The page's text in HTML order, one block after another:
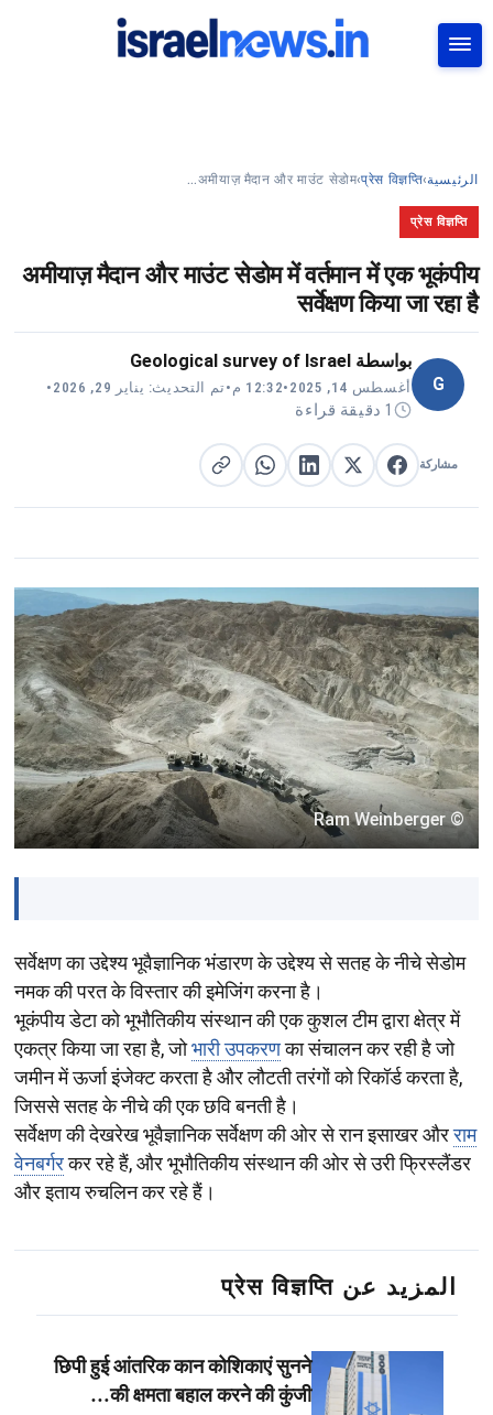
الرئيسية›
प्रेस विज्ञप्ति
›
अमीयाज़ मैदान और माउंट सेडोम…
प्रेस विज्ञप्ति
अमीयाज़ मैदान और माउंट सेडोम में वर्तमान में एक भूकंपीय
सर्वेक्षण किया जा रहा है
G
بواسطة Geological survey of Israel
أغسطس 14, 2025 •12:32 م • تم التحديث: يناير 29, 2026 •
1 دقيقة قراءة
مشاركة مشاركة على فيسبوك
مشاركة على Xمشاركة على لينكد إن
مشاركة على واتساب
نسخ الرابط
© Ram Weinberger
सर्वेक्षण का उद्देश्य भूवैज्ञानिक भंडारण के उद्देश्य से सतह के नीचे सेडोम
नमक की परत के विस्तार की इमेजिंग करना है।
भूकंपीय डेटा को भूभौतिकीय संस्थान की एक कुशल टीम द्वारा क्षेत्र में
एकत्र किया जा रहा है, जोभारी उपकरणका संचालन कर रही है जो
जमीन में ऊर्जा इंजेक्ट करता है और लौटती तरंगों को रिकॉर्ड करता है,
जिससे सतह के नीचे की एक छवि बनती है।
सर्वेक्षण की देखरेख भूवैज्ञानिक सर्वेक्षण की ओर से रान इसाखर औरराम
वेनबर्गरकर रहे हैं, और भूभौतिकीय संस्थान की ओर से उरी फ्रिस्लैंडर
और इताय रुचलिन कर रहे हैं।
المزيد عن प्रेस विज्ञप्ति
छिपी हुई आंतरिक कान कोशिकाएं सुनने
की क्षमता बहाल करने की कुंजी…